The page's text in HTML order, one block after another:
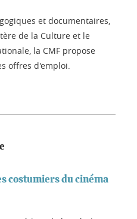
et documentaires,
de la Culture et le
la CMF propose
offres d'emploi.
costumiers du cinéma